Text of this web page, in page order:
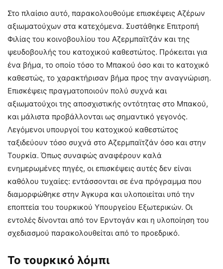
Στο πλαίσιο αυτό, παρακολουθούμε επισκέψεις Αζέρων
αξιωματούχων στα κατεχόμενα. Συστάθηκε Επιτροπή
Φιλίας του κοινοβουλίου του Αζερμπαϊτζάν και της
ψευδοβουλής του κατοχικού καθεστώτος. Πρόκειται για
ένα βήμα, το οποίο τόσο το Μπακού όσο και το κατοχικό
καθεστώς, το χαρακτήρισαν βήμα προς την αναγνώριση.
Επισκέψεις πραγματοποιούν πολύ συχνά και
αξιωματούχοι της αποσχιστικής οντότητας στο Μπακού,
και μάλιστα προβάλλονται ως σημαντικό γεγονός.
Λεγόμενοι υπουργοί του κατοχικού καθεστώτος
ταξιδεύουν τόσο συχνά στο Αζερμπαϊτζάν όσο και στην
Τουρκία. Όπως συναφώς αναφέρουν καλά
ενημερωμένες πηγές, οι επισκέψεις αυτές δεν είναι
καθόλου τυχαίες: εντάσσονται σε ένα πρόγραμμα που
διαμορφώθηκε στην Άγκυρα και υλοποιείται υπό την
εποπτεία του τουρκικού Υπουργείου Εξωτερικών. Οι
εντολές δίνονται από τον Ερντογάν και η υλοποίηση του
σχεδιασμού παρακολουθείται από το προεδρικό.
Το τουρκικό λόμπι